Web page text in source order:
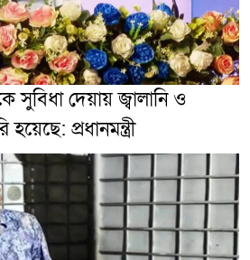
দেয়ায় জ্বালানি ও
প্রধানমন্ত্রী